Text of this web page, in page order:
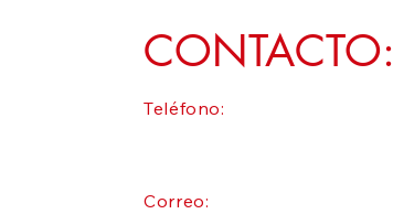
CONTACTO:
Teléfono:
Correo: